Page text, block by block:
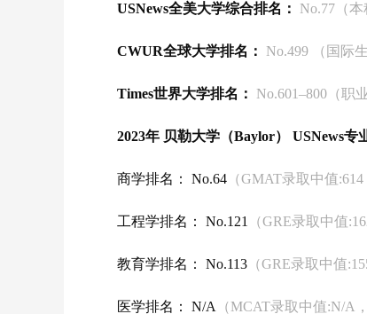
USNews全美大学综合排名： No.77（本
CWUR全球大学排名： No.499 （国际
Times世界大学排名： No.601–800（职
2023年 贝勒大学（Baylor） USNews专
商学排名： No.64 （GMAT录取中值
工程学排名： No.121 （GRE录取中值
教育学排名： No.113 （GRE录取中值
医学排名： N/A （MCAT录取中值:N/A